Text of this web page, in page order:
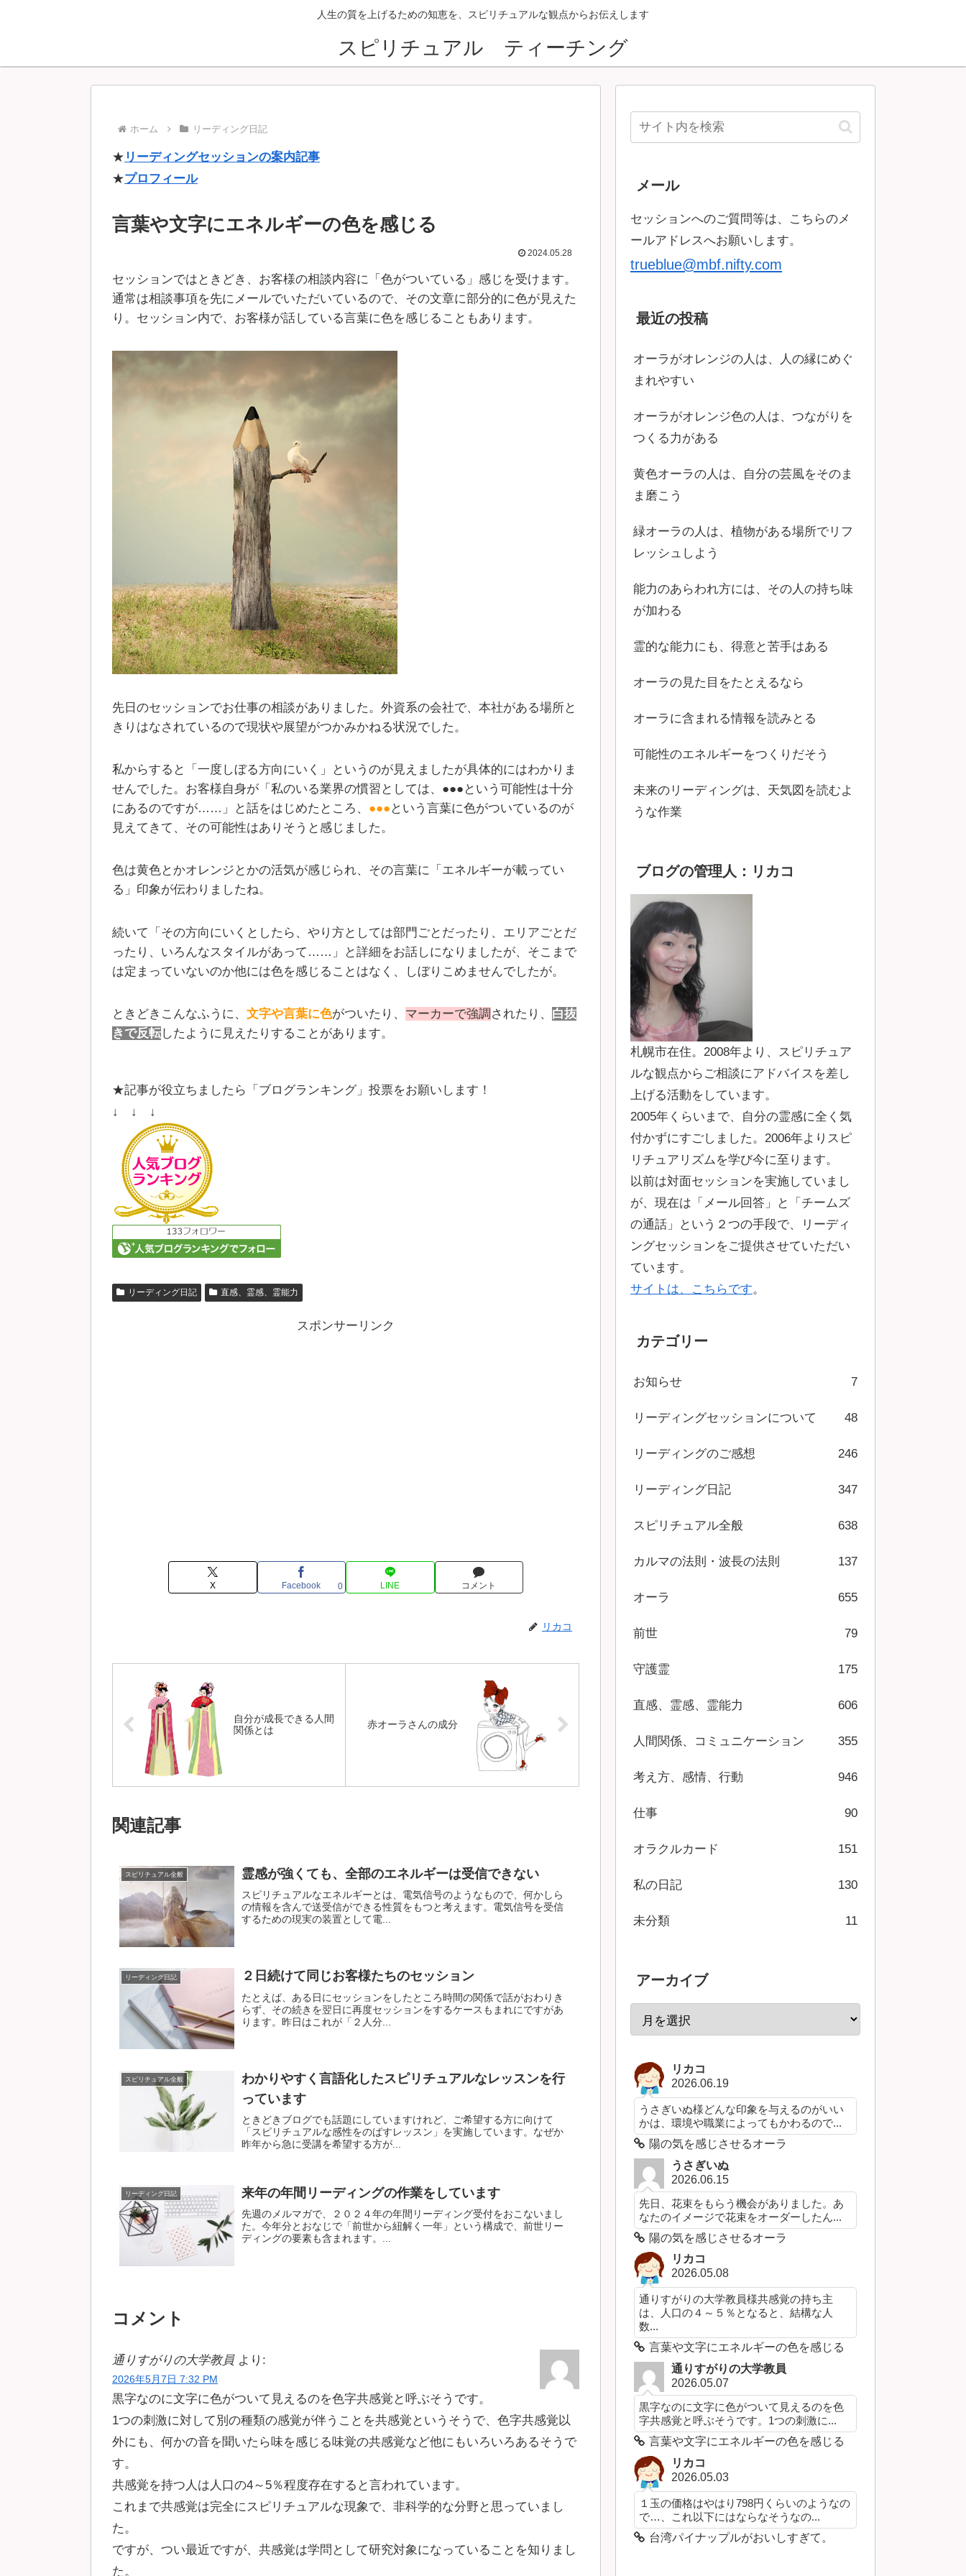
人生の質を上げるための知恵を、スピリチュアルな観点からお伝えします
スピリチュアル ティーチング
ホーム リーディング日記
★ リーディングセッションの案内記事
★プロフィール
言葉や文字にエネルギーの色を感じる
2024.05.28
セッションではときどき、お客様の相談内容に「色がついている」感じを受けます。
通常は相談事項を先にメールでいただいているので、その文章に部分的に色が見えた
り。セッション内で、お客様が話している言葉に色を感じることもあります。
先日のセッションでお仕事の相談がありました。外資系の会社で、本社がある場所と
きりはなされているので現状や展望がつかみかねる状況でした。
私からすると「一度しぼる方向にいく」というのが見えましたが具体的にはわかりま
せんでした。お客様自身が「私のいる業界の慣習としては、●●●という可能性は十分
にあるのですが……」と話をはじめたところ、 ●●● という言葉に色がついているのが
見えてきて、その可能性はありそうと感じました。
色は黄色とかオレンジとかの活気が感じられ、その言葉に「エネルギーが載ってい
る」印象が伝わりましたね。
続いて「その方向にいくとしたら、やり方としては部門ごとだったり、エリアごとだ
ったり、いろんなスタイルがあって……」と詳細をお話しになりましたが、そこまで
は定まっていないのか他には色を感じることはなく、しぼりこめませんでしたが。
ときどきこんなふうに、 文字や言葉に色がついたり、 マーカーで強調 されたり、 白抜
きで反転したように見えたりすることがあります。
★記事が役立ちましたら「ブログランキング」投票をお願いします！
↓ ↓ ↓
リーディング日記 直感、霊感、霊能力
スポンサーリンク
X Facebook 0 LINE コメント
リカコ
自分が成長できる人間
関係とは
赤オーラさんの成分
関連記事
スピリチュアル全般 霊感が強くても、全部のエネルギーは受信できない
スピリチュアルなエネルギーとは、電気信号のようなもので、何かしら
の情報を含んで送受信ができる性質をもつと考えます。電気信号を受信
するための現実の装置として電...
リーディング日記 ２日続けて同じお客様たちのセッション
たとえば、ある日にセッションをしたところ時間の関係で話がおわりき
らず、その続きを翌日に再度セッションをするケースもまれにですがあ
ります。昨日はこれが「２人分...
スピリチュアル全般
わかりやすく言語化したスピリチュアルなレッスンを行
っています
ときどきブログでも話題にしていますけれど、ご希望する方に向けて
「スピリチュアルな感性をのばすレッスン」を実施しています。なぜか
昨年から急に受講を希望する方が...
リーディング日記 来年の年間リーディングの作業をしています
先週のメルマガで、２０２４年の年間リーディング受付をおこないまし
た。今年分とおなじで「前世から紐解く一年」という構成で、前世リー
ディングの要素も含まれます。...
コメント
通りすがりの大学教員 より:
2026年5月7日 7:32 PM
黒字なのに文字に色がついて見えるのを色字共感覚と呼ぶそうです。
1つの刺激に対して別の種類の感覚が伴うことを共感覚というそうで、色字共感覚以
外にも、何かの音を聞いたら味を感じる味覚の共感覚など他にもいろいろあるそうで
す。
共感覚を持つ人は人口の4～5％程度存在すると言われています。
これまで共感覚は完全にスピリチュアルな現象で、非科学的な分野と思っていまし
た。
ですが、つい最近ですが、共感覚は学問として研究対象になっていることを知りまし
た。
メール
セッションへのご質問等は、こちらのメ
ールアドレスへお願いします。
trueblue@mbf.nifty.com
最近の投稿
オーラがオレンジの人は、人の縁にめぐ
まれやすい
オーラがオレンジ色の人は、つながりを
つくる力がある
黄色オーラの人は、自分の芸風をそのま
ま磨こう
緑オーラの人は、植物がある場所でリフ
レッシュしよう
能力のあらわれ方には、その人の持ち味
が加わる
霊的な能力にも、得意と苦手はある
オーラの見た目をたとえるなら
オーラに含まれる情報を読みとる
可能性のエネルギーをつくりだそう
未来のリーディングは、天気図を読むよ
うな作業
ブログの管理人：リカコ
札幌市在住。2008年より、スピリチュア
ルな観点からご相談にアドバイスを差し
上げる活動をしています。
2005年くらいまで、自分の霊感に全く気
付かずにすごしました。2006年よりスピ
リチュアリズムを学び今に至ります。
以前は対面セッションを実施していまし
が、現在は「メール回答」と「チームズ
の通話」という２つの手段で、リーディ
ングセッションをご提供させていただい
ています。
サイトは、こちらです。
カテゴリー
お知らせ 7
リーディングセッションについて 48
リーディングのご感想 246
リーディング日記 347
スピリチュアル全般 638
カルマの法則・波長の法則 137
オーラ 655
前世 79
守護霊 175
直感、霊感、霊能力 606
人間関係、コミュニケーション 355
考え方、感情、行動 946
仕事 90
オラクルカード 151
私の日記 130
未分類 11
アーカイブ
リカコ
2026.06.19
うさぎいぬ様どんな印象を与えるのがいい
かは、環境や職業によってもかわるので...
陽の気を感じさせるオーラ
うさぎいぬ
2026.06.15
先日、花束をもらう機会がありました。あ
なたのイメージで花束をオーダーしたん...
陽の気を感じさせるオーラ
リカコ
2026.05.08
通りすがりの大学教員様共感覚の持ち主
は、人口の４～５％となると、結構な人
数...
言葉や文字にエネルギーの色を感じる
通りすがりの大学教員
2026.05.07
黒字なのに文字に色がついて見えるのを色
字共感覚と呼ぶそうです。1つの刺激に...
言葉や文字にエネルギーの色を感じる
リカコ
2026.05.03
１玉の価格はやはり798円くらいのようなの
で…、これ以下にはならなそうなの...
台湾パイナップルがおいしすぎて。